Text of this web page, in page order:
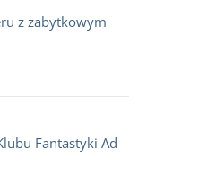
z zabytkowym
Fantastyki Ad